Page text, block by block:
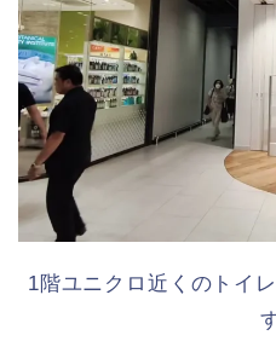
1階ユニクロ近くのトイ